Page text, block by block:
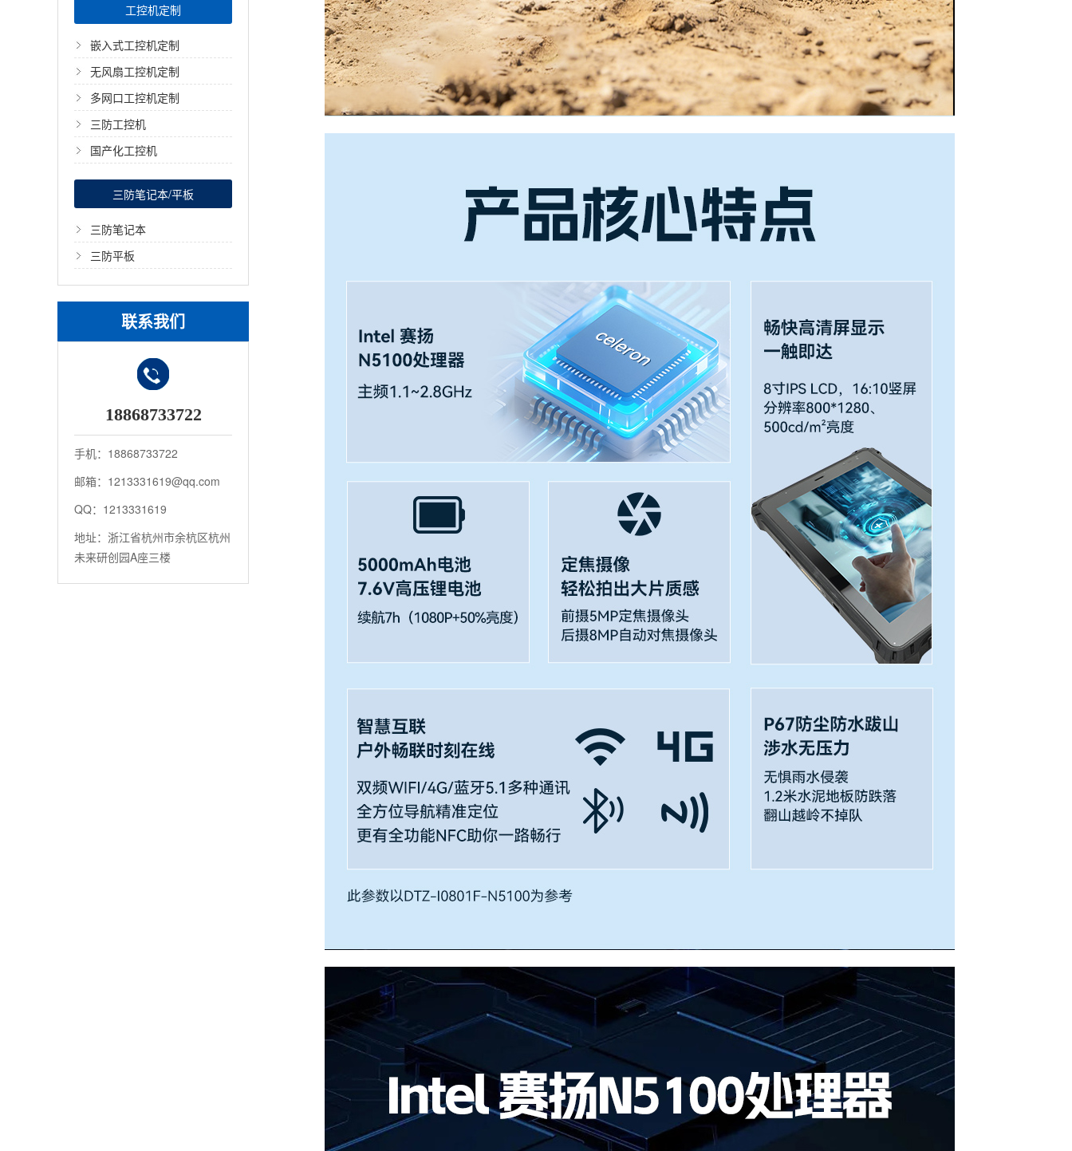
工控机定制
嵌入式工控机定制
无风扇工控机定制
多网口工控机定制
三防工控机
国产化工控机
三防笔记本/平板
三防笔记本
三防平板
联系我们
18868733722
手机：18868733722
邮箱：1213331619@qq.com
QQ：1213331619
地址：浙江省杭州市余杭区杭州
未来研创园A座三楼